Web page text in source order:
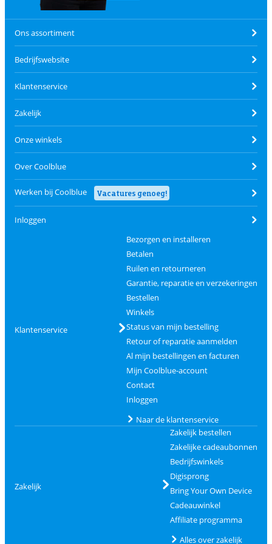
Ons assortiment
Bedrijfswebsite
Klantenservice
Zakelijk
Onze winkels
Over Coolblue
Werken bij Coolblue Vacatures genoeg!
Inloggen
Klantenservice
Bezorgen en installeren
Betalen
Ruilen en retourneren
Garantie, reparatie en verzekeringen
Bestellen
Winkels
Status van mijn bestelling
Retour of reparatie aanmelden
Al mijn bestellingen en facturen
Mijn Coolblue-account
Contact
Inloggen
Naar de klantenservice
Zakelijk
Zakelijk bestellen
Zakelijke cadeaubonnen
Bedrijfswinkels
Digisprong
Bring Your Own Device
Cadeauwinkel
Affiliate programma
Alles over zakelijk